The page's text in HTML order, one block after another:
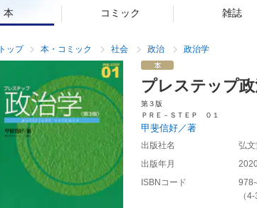
本 コミック 雑誌
トップ 本・コミック 社会 政治 政治学
プレステップ
第３版
ＰＲＥ－ＳＴＥＰ ０１
甲斐信好／著
出版社名
弘文
出版年月
ISBNコード
（4-